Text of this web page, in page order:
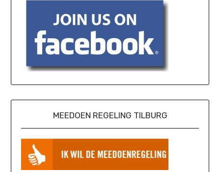
MEEDOEN REGELING TILBURG